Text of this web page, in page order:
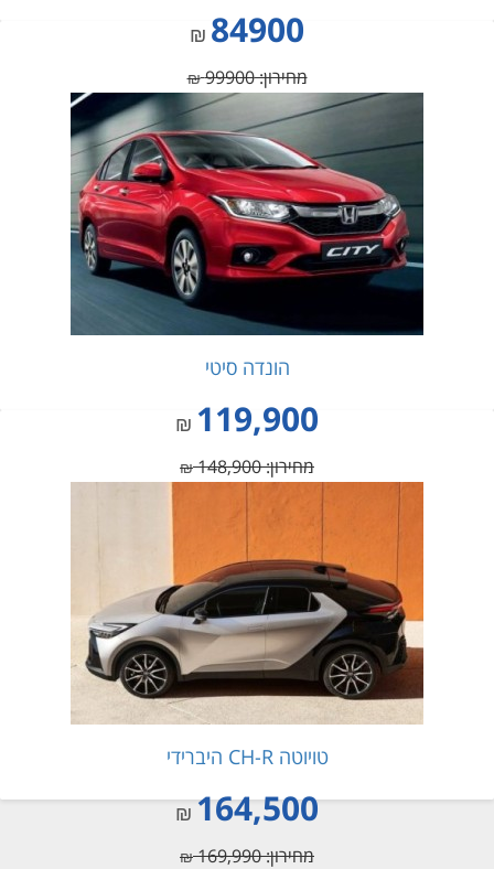
84900
₪
מחירון: 99900 ₪
הונדה סיטי
119,900
₪
מחירון: 148,900 ₪
טויוטה CH-R היברידי
164,500
₪
מחירון: 169,990 ₪